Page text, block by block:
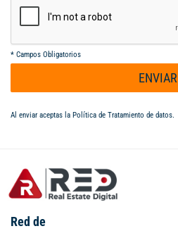
* Campos Obligatorios
ENVIAR
Al enviar aceptas la Política de Tratamiento de datos.
Red de